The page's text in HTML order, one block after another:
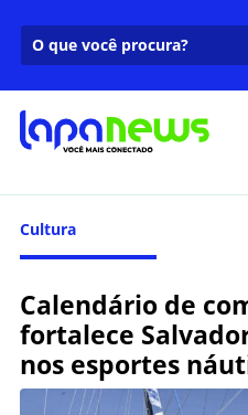
Cultura
Calendário de
fortalece
nos esportes